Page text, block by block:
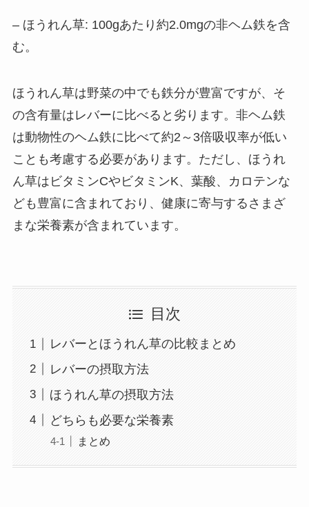
– ほうれん草: 100gあたり約2.0mgの非ヘム鉄を含
む。
ほうれん草は野菜の中でも鉄分が豊富ですが、そ
の含有量はレバーに比べると劣ります。非ヘム鉄
は動物性のヘム鉄に比べて約2～3倍吸収率が低い
ことも考慮する必要があります。ただし、ほうれ
ん草はビタミンCやビタミンK、葉酸、カロテンな
ども豊富に含まれており、健康に寄与するさまざ
まな栄養素が含まれています。
目次
レバーとほうれん草の比較まとめ
レバーの摂取方法
ほうれん草の摂取方法
どちらも必要な栄養素
まとめ